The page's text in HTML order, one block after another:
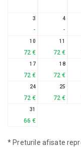
3
-
4
-
10
72 €
11
72 €
17
72 €
18
72 €
24
72 €
25
72 €
31
66 €
* Preturile afisate